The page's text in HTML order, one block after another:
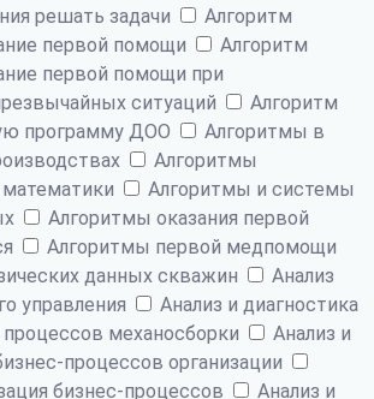
решать задачи
Алгоритм
первой помощи
Алгоритм
первой помощи при
ситуаций
Алгоритм
программу ДОО
Алгоритмы в
Алгоритмы
Алгоритмы и системы
Алгоритмы оказания первой
Алгоритмы первой медпомощи
данных скважин
Анализ
управления
Анализ и диагностика
процессов механосборки
Анализ и
процессов организации
бизнес-процессов
Анализ и